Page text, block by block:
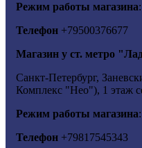
Режим работы магазина:
Телефон +79500376677
Магазин у ст. метро
Санкт-Петербург,
Комплекс "Нео"), 1 этаж
Режим работы магазина:
Телефон +79817545343